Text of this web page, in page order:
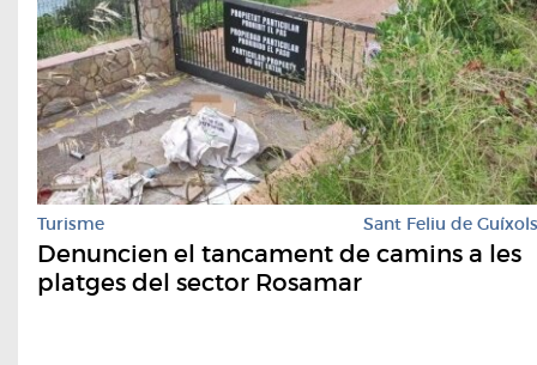
Turisme Sant Feliu de Guíxols
Denuncien el tancament de camins a les
platges del sector Rosamar